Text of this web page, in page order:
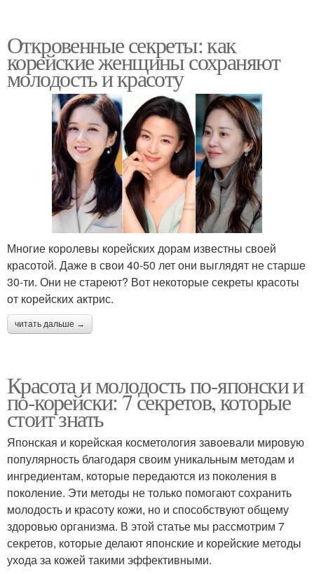
Откровенные секреты: как
корейские женщины сохраняют
молодость и красоту
Многие королевы корейских дорам известны своей
красотой. Даже в свои 40-50 лет они выглядят не старше
30-ти. Они не стареют? Вот некоторые секреты красоты
от корейских актрис.
читать дальше →
Красота и молодость по-японски и
по-корейски: 7 секретов, которые
стоит знать
Японская и корейская косметология завоевали мировую
популярность благодаря своим уникальным методам и
ингредиентам, которые передаются из поколения в
поколение. Эти методы не только помогают сохранить
молодость и красоту кожи, но и способствуют общему
здоровью организма. В этой статье мы рассмотрим 7
секретов, которые делают японские и корейские методы
ухода за кожей такими эффективными.